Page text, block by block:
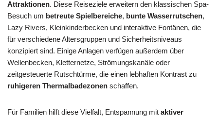
Attraktionen. Diese Reiseziele erweitern den klassischen Spa-
Besuch um betreute Spielbereiche, bunte Wasserrutschen,
Lazy Rivers, Kleinkinderbecken und interaktive Fontänen, die
für verschiedene Altersgruppen und Sicherheitsniveaus
konzipiert sind. Einige Anlagen verfügen außerdem über
Wellenbecken, Kletternetze, Strömungskanäle oder
zeitgesteuerte Rutschtürme, die einen lebhaften Kontrast zu
ruhigeren Thermalbadezonen schaffen.
Für Familien hilft diese Vielfalt, Entspannung mit aktiver